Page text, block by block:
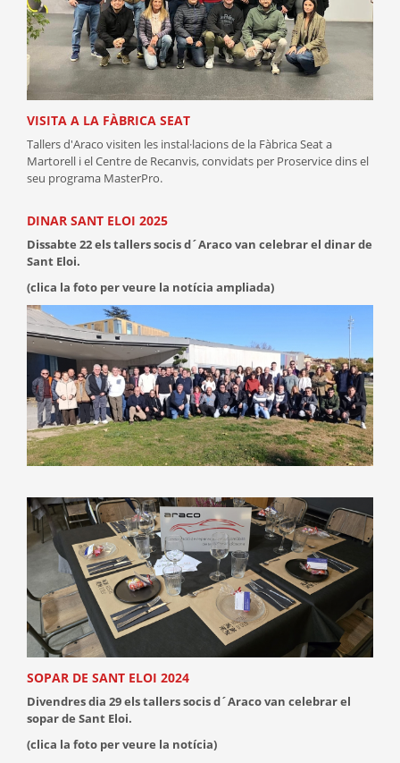
VISITA A LA FÀBRICA SEAT
Tallers d'Araco visiten les instal·lacions de la Fàbrica Seat a
Martorell i el Centre de Recanvis, convidats per Proservice dins el
seu programa MasterPro.
DINAR SANT ELOI 2025
Dissabte 22 els tallers socis d´Araco van celebrar el dinar de
Sant Eloi.
(clica la foto per veure la notícia ampliada)
SOPAR DE SANT ELOI 2024
Divendres dia 29 els tallers socis d´Araco van celebrar el
sopar de Sant Eloi.
(clica la foto per veure la notícia)